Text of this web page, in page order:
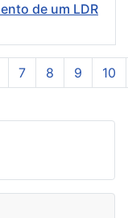
de um LDR
Página 4 de 12
7 8 9 10